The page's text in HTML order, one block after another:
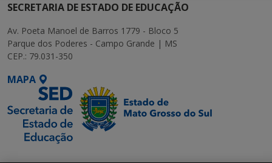
SECRETARIA DE ESTADO DE EDUCAÇÃO
Av. Poeta Manoel de Barros 1779 - Bloco 5
Parque dos Poderes - Campo Grande | MS
CEP.: 79.031-350
MAPA